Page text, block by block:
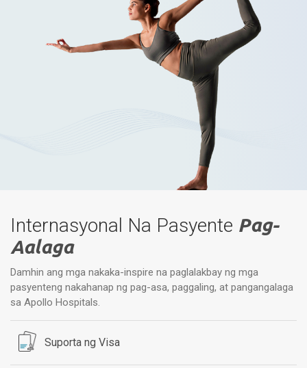
Internasyonal Na Pasyente Pag-
Aalaga
Damhin ang mga nakaka-inspire na paglalakbay ng mga
pasyenteng nakahanap ng pag-asa, paggaling, at pangangalaga
sa Apollo Hospitals.
Suporta ng Visa